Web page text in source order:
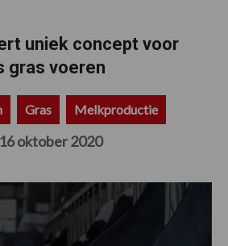
uniek concept voor
gras voeren
Gras Melkproductie
16 oktober 2020